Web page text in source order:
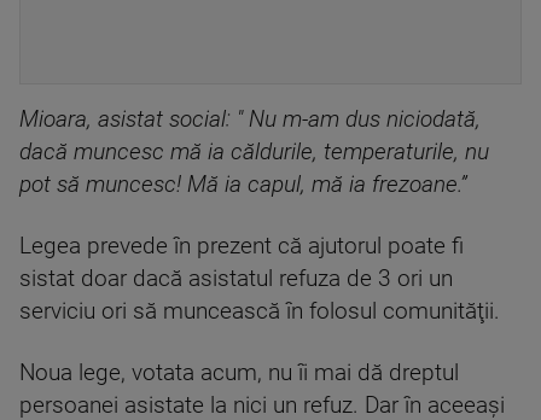
Mioara, asistat social: " Nu m-am dus niciodată,
dacă muncesc mă ia căldurile, temperaturile, nu
pot să muncesc! Mă ia capul, mă ia frezoane.”
Legea prevede în prezent că ajutorul poate fi
sistat doar dacă asistatul refuza de 3 ori un
serviciu ori să muncească în folosul comunităţii.
Noua lege, votata acum, nu îi mai dă dreptul
persoanei asistate la nici un refuz. Dar în aceeaşi